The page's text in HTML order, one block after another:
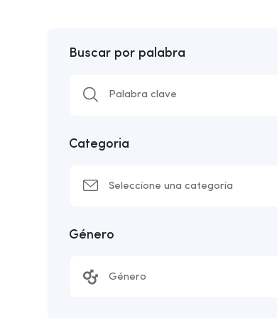
Buscar por palabra
Categoria
Seleccione una categoria
Género
Género